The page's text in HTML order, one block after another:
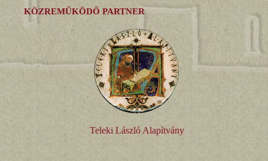
KÖZREMŰKÖDŐ PARTNER
Teleki László Alapítvány